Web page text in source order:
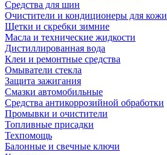
Средства для шин
Очистители и кондиционеры для кожи
Щетки и скребки зимние
Масла и технические жидкости
Дистиллированная вода
Клеи и ремонтные средства
Омыватели стекла
Защита зажигания
Смазки автомобильные
Средства антикоррозийной обработки
Промывки и очистители
Топливные присадки
Техпомощь
Балонные и свечные ключи